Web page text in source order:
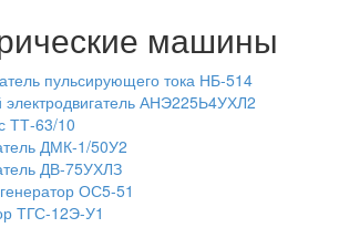
машины
пульсирующего тока НБ-514
АНЭ225Ь4УХЛ2
ТТ-63/10
ДМК-1/50У2
ДВ-75УХЛЗ
ОС5-51
ТГС-12Э-У1